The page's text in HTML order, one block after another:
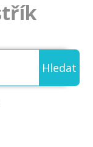
Hledat